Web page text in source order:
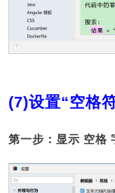
(7)设置“空格
第一步：显示 空格